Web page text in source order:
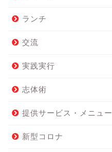
ランチ
交流
実践実行
志体術
提供サービス・メニュー
新型コロナ